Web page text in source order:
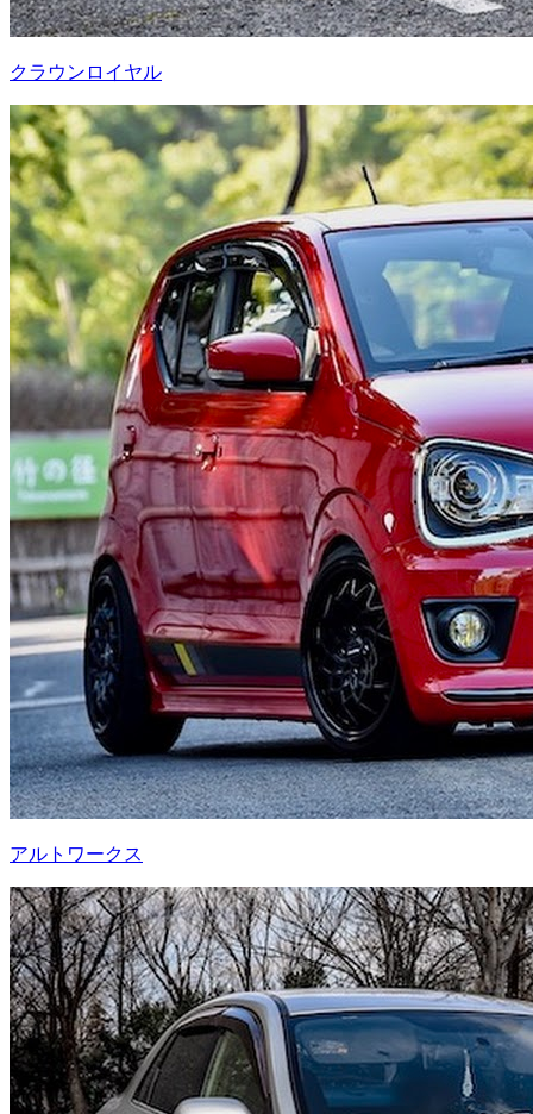
クラウンロイヤル
アルトワークス